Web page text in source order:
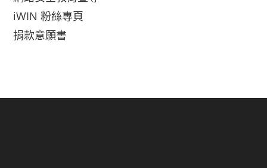
iWIN 粉絲專頁
捐款意願書